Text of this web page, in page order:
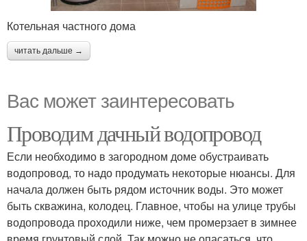
Котельная частного дома
читать дальше →
Вас может заинтересовать
Проводим дачный водопровод
Если необходимо в загородном доме обустраивать
водопровод, то надо продумать некоторые нюансы. Для
начала должен быть рядом источник воды. Это может
быть скважина, колодец. Главное, чтобы на улице трубы
водопровода проходили ниже, чем промерзает в зимнее